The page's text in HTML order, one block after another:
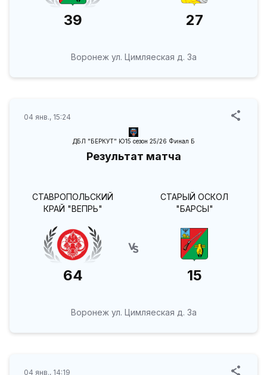
39 27
Воронеж ул. Цимляеская д. 3а
04 янв., 15:24
ДБЛ "БЕРКУТ" Ю15 сезон 25/26 Финал Б
Результат матча
СТАВРОПОЛЬСКИЙ
КРАЙ "ВЕПРЬ"
64
СТАРЫЙ ОСКОЛ
"БАРСЫ"
15
Воронеж ул. Цимляеская д. 3а
04 янв., 14:19